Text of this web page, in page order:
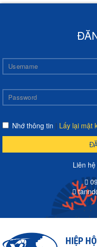
Nhớ thông tin | Lấy lại mật
Liên
HIỆP